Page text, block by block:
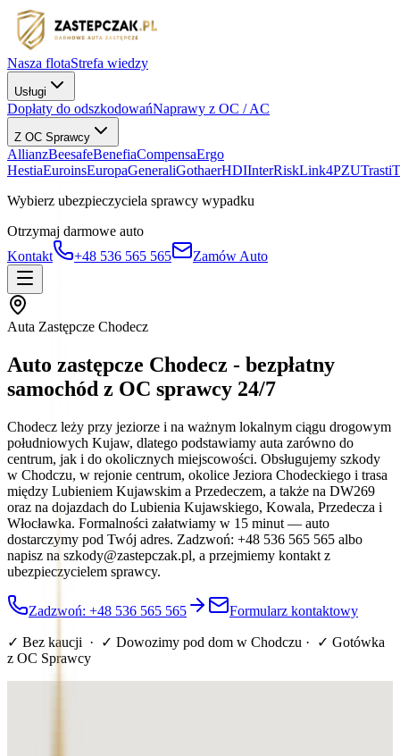
Nasza flotaStrefa wiedzy
Usługi
Dopłaty do odszkodowańNaprawy z OC / AC
Z OC Sprawcy
AllianzBeesafeBenefiaCompensaErgo
HestiaEuroinsEuropaGeneraliGothaerHDIInterRiskLink4PZUTrasti
Wybierz ubezpieczyciela sprawcy wypadku
Otrzymaj darmowe auto
Kontakt
+48 536 565 565 Zamów Auto
Auta Zastępcze Chodecz
Auto zastępcze Chodecz - bezpłatny
samochód z OC sprawcy 24/7
Chodecz leży przy jeziorze i na ważnym lokalnym ciągu drogowym
południowych Kujaw, dlatego podstawiamy auta zarówno do
centrum, jak i do okolicznych miejscowości. Obsługujemy szkody
w Chodczu, w rejonie centrum, okolice Jeziora Chodeckiego i trasa
między Lubieniem Kujawskim a Przedeczem, a także na DW269
oraz na dojazdach do Lubienia Kujawskiego, Kowala, Przedecza i
Włocławka. Formalności załatwiamy w 15 minut — auto
dostarczymy pod Twój adres. Zadzwoń: +48 536 565 565 albo
napisz na szkody@zastepczak.pl, a przejmiemy kontakt z
ubezpieczycielem sprawcy.
Zadzwoń: +48 536 565 565 Formularz kontaktowy
✓ Bez kaucji · ✓ Dowozimy pod dom w Chodczu · ✓ Gotówka
z OC Sprawcy